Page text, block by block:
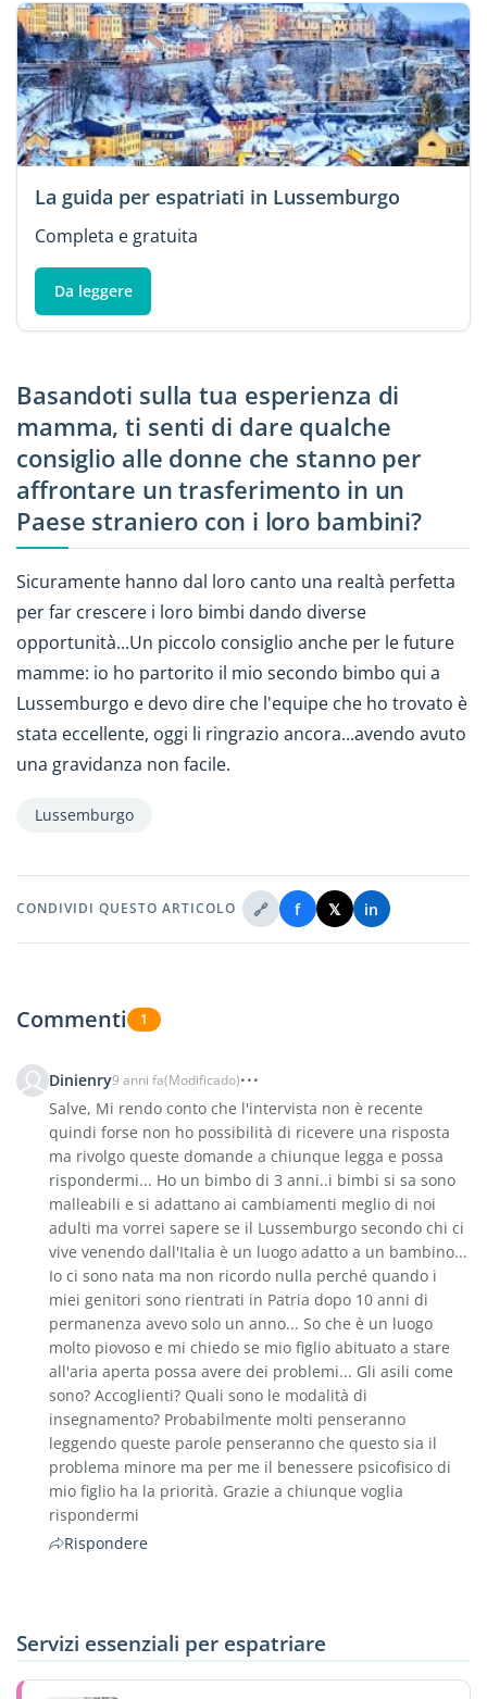
La guida per espatriati in Lussemburgo
Completa e gratuita
Da leggere
Basandoti sulla tua esperienza di
mamma, ti senti di dare qualche
consiglio alle donne che stanno per
affrontare un trasferimento in un
Paese straniero con i loro bambini?
Sicuramente hanno dal loro canto una realtà perfetta
per far crescere i loro bimbi dando diverse
opportunità...Un piccolo consiglio anche per le future
mamme: io ho partorito il mio secondo bimbo qui a
Lussemburgo e devo dire che l'equipe che ho trovato è
stata eccellente, oggi li ringrazio ancora...avendo avuto
una gravidanza non facile.
Lussemburgo
CONDIVIDI QUESTO ARTICOLO 🔗 f 𝕏 in
Commenti 1
Dinienry9 anni fa(Modificado)
Salve, Mi rendo conto che l'intervista non è recente
quindi forse non ho possibilità di ricevere una risposta
ma rivolgo queste domande a chiunque legga e possa
rispondermi... Ho un bimbo di 3 anni..i bimbi si sa sono
malleabili e si adattano ai cambiamenti meglio di noi
adulti ma vorrei sapere se il Lussemburgo secondo chi ci
vive venendo dall'Italia è un luogo adatto a un bambino...
Io ci sono nata ma non ricordo nulla perché quando i
miei genitori sono rientrati in Patria dopo 10 anni di
permanenza avevo solo un anno... So che è un luogo
molto piovoso e mi chiedo se mio figlio abituato a stare
all'aria aperta possa avere dei problemi... Gli asili come
sono? Accoglienti? Quali sono le modalità di
insegnamento? Probabilmente molti penseranno
leggendo queste parole penseranno che questo sia il
problema minore ma per me il benessere psicofisico di
mio figlio ha la priorità. Grazie a chiunque voglia
rispondermi
Rispondere
Servizi essenziali per espatriare